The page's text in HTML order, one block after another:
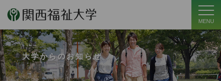
MENU
大学からのお知らせ